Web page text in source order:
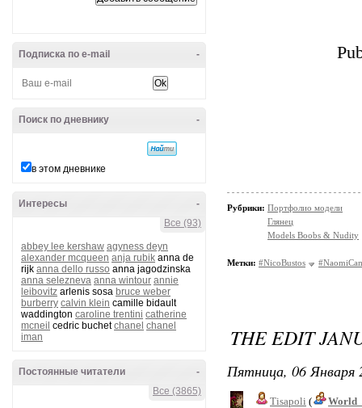
-
Подписка по e-mail
-
Поиск по дневнику
в этом дневнике
-
Интересы
Все (93)
abbey lee kershaw agyness deyn
alexander mcqueen anja rubik anna de
rijk anna dello russo anna jagodzinska
anna selezneva anna wintour annie
leibovitz arlenis sosa bruce weber
burberry calvin klein camille bidault
waddington caroline trentini catherine
mcneil cedric buchetchanel chanel
iman
-
Постоянные читатели
Все (3865)
Рубрики: Портфолио модели
Глянец
Models Boobs & Nudity
Метки: #NicoBustos
THE EDIT
Пятница, 06 Января
Tisapoli (